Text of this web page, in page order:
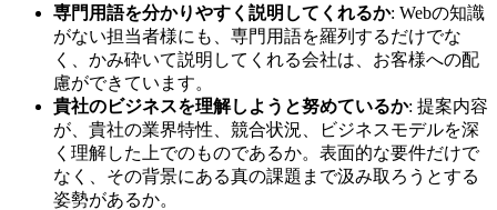
専門用語を分かりやすく説明してくれるか: Webの知識
がない担当者様にも、専門用語を羅列するだけでな
く、かみ砕いて説明してくれる会社は、お客様への配
慮ができています。
貴社のビジネスを理解しようと努めているか: 提案内容
が、貴社の業界特性、競合状況、ビジネスモデルを深
く理解した上でのものであるか。表面的な要件だけで
なく、その背景にある真の課題まで汲み取ろうとする
姿勢があるか。